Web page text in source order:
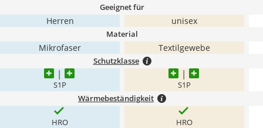
Geeignet für
Herren unisex
Material
Mikrofaser Textilgewebe
Schutzklasse
S1P S1P
Wärmebeständigkeit
HRO HRO